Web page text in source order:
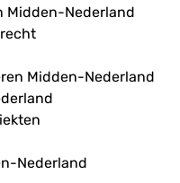
Midden-Nederland
Midden-Nederland
Nederland